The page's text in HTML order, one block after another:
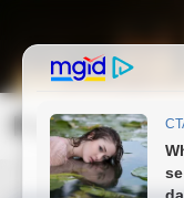
content